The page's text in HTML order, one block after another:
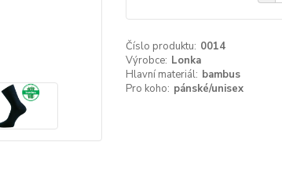
Číslo produktu: 0014
Výrobce: Lonka
Hlavní materiál: bambus
Pro koho: pánské/unisex